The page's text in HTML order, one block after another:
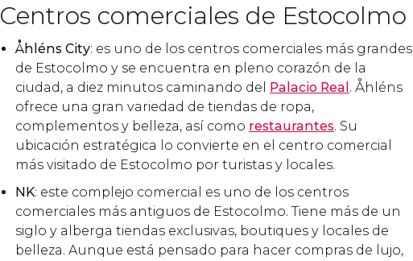
Centros comerciales de Estocolmo
Åhléns City: es uno de los centros comerciales más grandes
de Estocolmo y se encuentra en pleno corazón de la
ciudad, a diez minutos caminando del Palacio Real . Åhléns
ofrece una gran variedad de tiendas de ropa,
complementos y belleza, así como restaurantes. Su
ubicación estratégica lo convierte en el centro comercial
más visitado de Estocolmo por turistas y locales.
NK: este complejo comercial es uno de los centros
comerciales más antiguos de Estocolmo. Tiene más de un
siglo y alberga tiendas exclusivas, boutiques y locales de
belleza. Aunque está pensado para hacer compras de lujo,